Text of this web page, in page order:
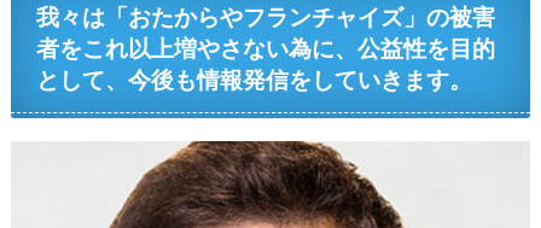
我々は「おたからやフランチャイズ」の被害
者をこれ以上増やさない為に、公益性を目的
として、今後も情報発信をしていきます。